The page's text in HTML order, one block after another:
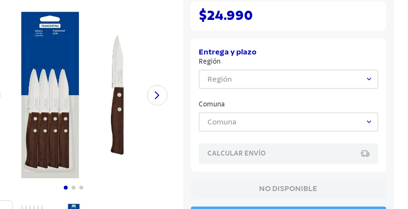
$24.990
Entrega y plazo
Región
Región
Comuna
Comuna
CALCULAR ENVÍO
NO DISPONIBLE